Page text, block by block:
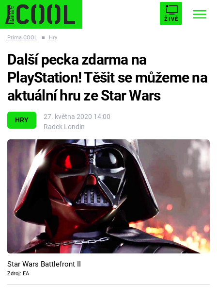
ŽIVĚ
ESCAPE PLNEJ KOTEL AVENGERS 5
Témata
Filmy
Seriály
Hry
Cool Esport
Pořady
TV Program
Prima COOL ■ Hry
HRY
27. května 2020 14:00
Radek Londin
Další pecka zdarma na
PlayStation! Těšit se můžeme na
aktuální hru ze Star Wars
Star Wars Battlefront II
Zdroj: EA